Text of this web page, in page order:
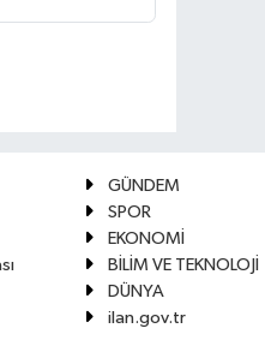
GÜNDEM
SPOR
EKONOMİ
BİLİM VE TEKNOLOJİ
DÜNYA
ilan.gov.tr